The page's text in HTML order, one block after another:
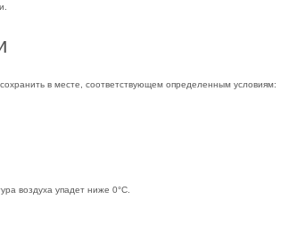
в месте, соответствующем определенным условиям:
воздуха упадет ниже 0°С.